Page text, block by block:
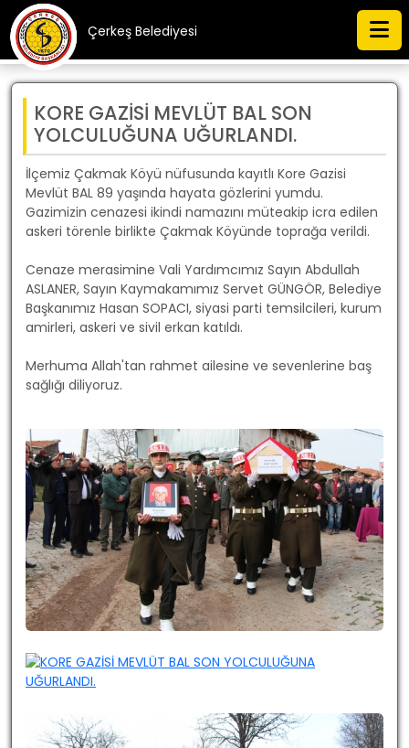
Çerkeş Belediyesi
KORE GAZİSİ MEVLÜT BAL SON
YOLCULUĞUNA UĞURLANDI.
İlçemiz Çakmak Köyü nüfusunda kayıtlı Kore Gazisi
Mevlüt BAL 89 yaşında hayata gözlerini yumdu.
Gazimizin cenazesi ikindi namazını müteakip icra edilen
askeri törenle birlikte Çakmak Köyünde toprağa verildi.
Cenaze merasimine Vali Yardımcımız Sayın Abdullah
ASLANER, Sayın Kaymakamımız Servet GÜNGÖR, Belediye
Başkanımız Hasan SOPACI, siyasi parti temsilcileri, kurum
amirleri, askeri ve sivil erkan katıldı.
Merhuma Allah'tan rahmet ailesine ve sevenlerine baş
sağlığı diliyoruz.